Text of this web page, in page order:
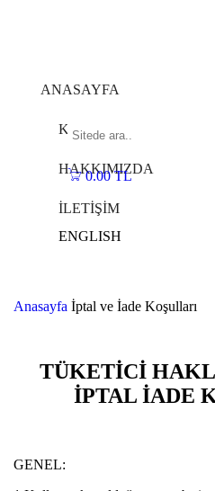
ANASAYFA
KOLEKSİYONLAR
HAKKIMIZDA
İLETİŞİM
ENGLISH
0 0.00 TL
Anasayfa İptal ve İade Koşulları
TÜKETİCİ
İPTAL İADE
GENEL: